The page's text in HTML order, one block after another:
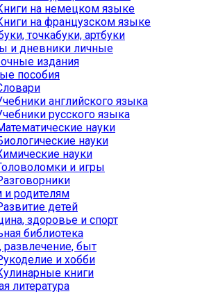
на немецком языке
на французском языке
точкабуки, артбуки
и дневники личные
издания
пособия
английского языка
русского языка
науки
науки
науки
и игры
и родителям
детей
здоровье и спорт
библиотека
развлечение, быт
и хобби
книги
литература